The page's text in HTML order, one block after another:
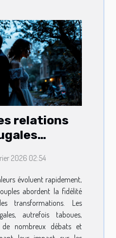
relations
?
2026 02:54
évoluent rapidement,
abordent la fidélité
transformations. Les
autrefois taboues,
de nombreux débats et